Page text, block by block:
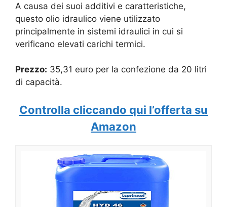
A causa dei suoi additivi e caratteristiche,
questo olio idraulico viene utilizzato
principalmente in sistemi idraulici in cui si
verificano elevati carichi termici.
Prezzo: 35,31 euro per la confezione da 20 litri
di capacità.
Controlla cliccando qui l’offerta su
Amazon